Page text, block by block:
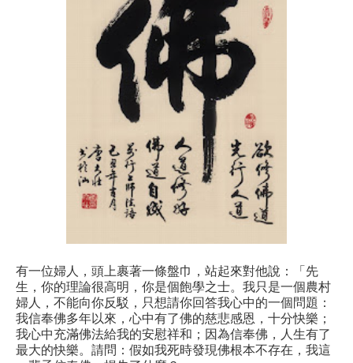
有一位婦人，頭上裹著一條盤巾，站起來對他說：「先
生，你的理論很高明，你是個飽學之士。我只是一個農村
婦人，不能向你反駁，只想請你回答我心中的一個問題：
我信奉佛多年以來，心中有了佛的慈悲感恩，十分快樂；
我心中充滿佛法給我的安慰祥和；因為信奉佛，人生有了
最大的快樂。請問：假如我死時發現佛根本不存在，我這